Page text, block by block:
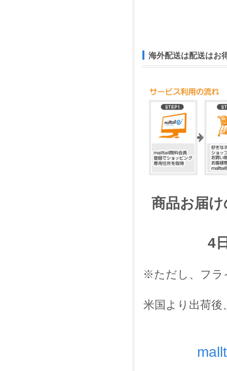
海外配送は配送はお
商品お届
4
※ただし、フラ
米国より出荷後